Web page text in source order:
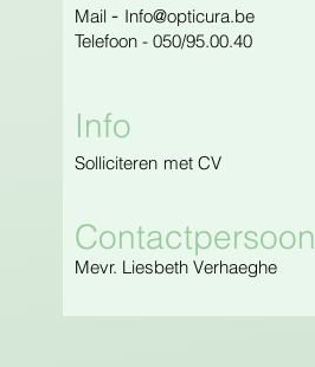
Mail - Info@opticura.be
Telefoon - 050/95.00.40
Info
Solliciteren met CV
Contactpersoon
Mevr. Liesbeth Verhaeghe